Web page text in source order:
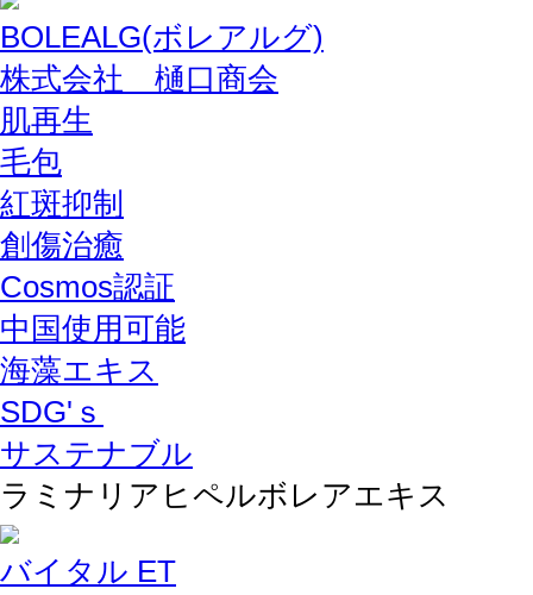
BOLEALG(ボレアルグ)
株式会社 樋口商会
肌再生
毛包
紅斑抑制
創傷治癒
Cosmos認証
中国使用可能
海藻エキス
SDG'ｓ
サステナブル
ラミナリアヒペルボレアエキス
バイタル ET